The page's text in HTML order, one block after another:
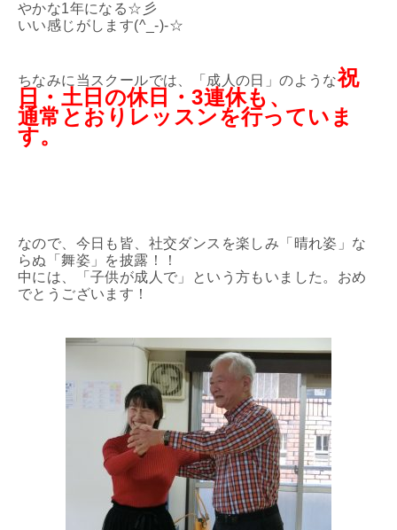
やかな1年になる☆彡
いい感じがします(^_-)-☆
ちなみに当スクールでは、「成人の日」のような祝
日・土日の休日・3連休も、
通常とおりレッスンを行っていま
す。
なので、今日も皆、社交ダンスを楽しみ「晴れ姿」な
らぬ「舞姿」を披露！！
中には、「子供が成人で」という方もいました。おめ
でとうございます！